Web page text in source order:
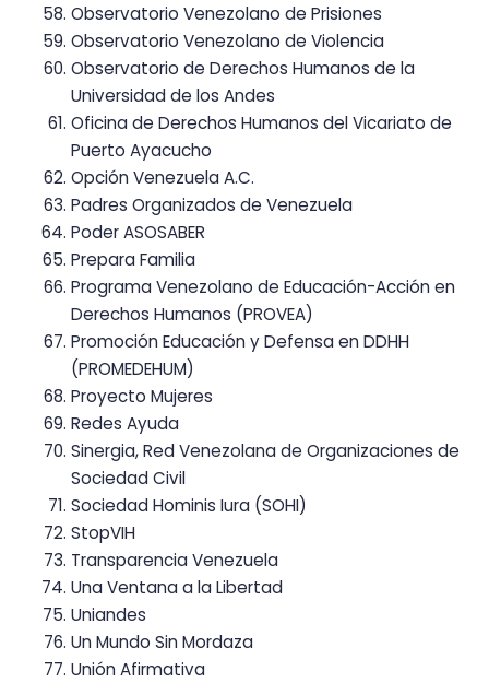
Observatorio Venezolano de Prisiones
Observatorio Venezolano de Violencia
Observatorio de Derechos Humanos de la
Universidad de los Andes
Oficina de Derechos Humanos del Vicariato de
Puerto Ayacucho
Opción Venezuela A.C.
Padres Organizados de Venezuela
Poder ASOSABER
Prepara Familia
Programa Venezolano de Educación-Acción en
Derechos Humanos (PROVEA)
Promoción Educación y Defensa en DDHH
(PROMEDEHUM)
Proyecto Mujeres
Redes Ayuda
Sinergia, Red Venezolana de Organizaciones de
Sociedad Civil
Sociedad Hominis Iura (SOHI)
StopVIH
Transparencia Venezuela
Una Ventana a la Libertad
Uniandes
Un Mundo Sin Mordaza
Unión Afirmativa